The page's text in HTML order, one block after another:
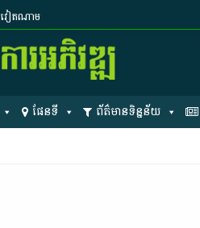
វៀតណាម
ផែនទី ព័ត៌មានទិន្នន័យ